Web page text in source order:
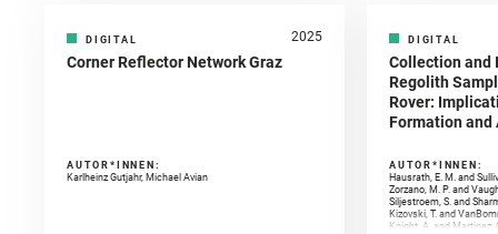
DIGITAL 2025
Corner Reflector Network Graz
AUTOR*INNEN:
Karlheinz Gutjahr, Michael Avian
DIGITAL
Collection and
Regolith
Rover:
Formation
AUTOR*INNEN:
Hausrath, E. M. and
Zorzano, M. P. and
Siljestroem, S. and
Kizovski, T. and
Knight, A. and Martinez,